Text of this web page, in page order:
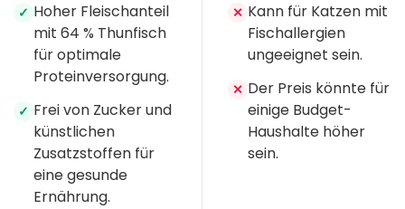
✓ Hoher Fleischanteil
mit 64 % Thunfisch
für optimale
Proteinversorgung.
✓ Frei von Zucker und
künstlichen
Zusatzstoffen für
eine gesunde
Ernährung.
✕ Kann für Katzen mit
Fischallergien
ungeeignet sein.
✕ Der Preis könnte für
einige Budget-
Haushalte höher
sein.